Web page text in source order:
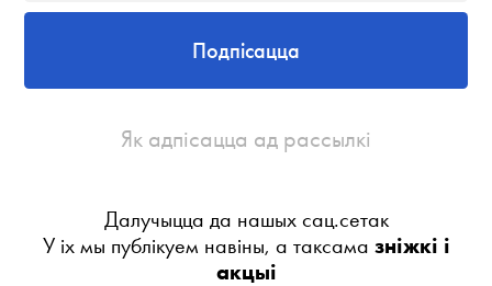
Подпісацца
Як адпісацца ад рассылкі
Далучыцца да нашых сац.сетак
У іх мы публікуем навіны, а таксама зніжкі і
акцыі